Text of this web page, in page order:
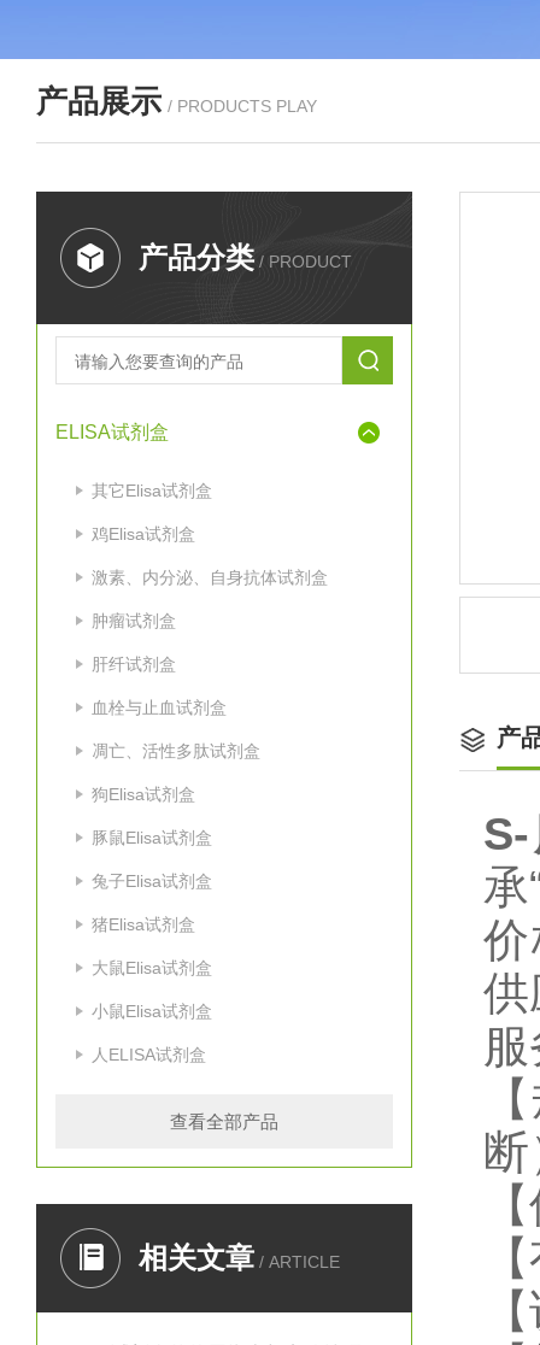
产品展示 / PRODUCTS PLAY
产品分类 / PRODUCT
ELISA试剂盒
其它Elisa试剂盒
鸡Elisa试剂盒
激素、内分泌、自身抗体试剂盒
肿瘤试剂盒
肝纤试剂盒
血栓与止血试剂盒
凋亡、活性多肽试剂盒
狗Elisa试剂盒
豚鼠Elisa试剂盒
兔子Elisa试剂盒
猪Elisa试剂盒
大鼠Elisa试剂盒
小鼠Elisa试剂盒
人ELISA试剂盒
查看全部产品
相关文章 / ARTICLE
产
S-
承
供